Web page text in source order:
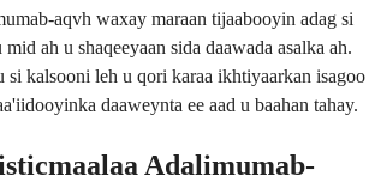
aqvh waxay maraan tijaabooyin adag si
ah u shaqeeyaan sida daawada asalka ah.
si kalsooni leh u qori karaa ikhtiyaarkan isagoo
daaweynta ee aad u baahan tahay.
Adalimumab-